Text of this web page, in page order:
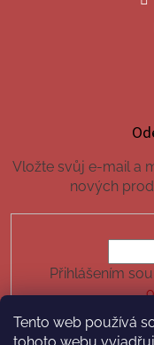
Tento web používá
Vložte svůj e-mail a
nových
Přihlášením